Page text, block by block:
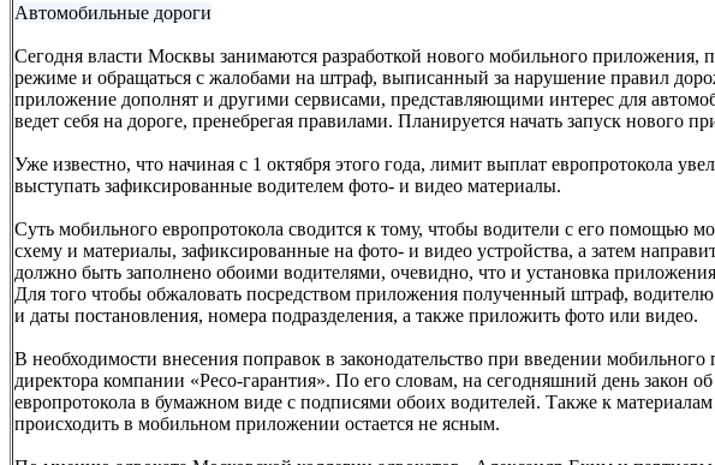
Автомобильные дороги
Сегодня власти Москвы занимаются разработкой нового мобильного
режиме и обращаться с жалобами на штраф, выписанный за нарушение правил
приложение дополнят и другими сервисами, представляющими интерес для
ведет себя на дороге, пренебрегая правилами. Планируется начать запуск нового
Уже известно, что начиная с 1 октября этого года, лимит выплат европротокола
выступать зафиксированные водителем фото- и видео материалы.
Суть мобильного европротокола сводится к тому, чтобы водители с его помощью
схему и материалы, зафиксированные на фото- и видео устройства, а затем
должно быть заполнено обоими водителями, очевидно, что и установка
Для того чтобы обжаловать посредством приложения полученный штраф,
и даты постановления, номера подразделения, а также приложить фото или видео.
В необходимости внесения поправок в законодательство при введении
директора компании «Ресо-гарантия». По его словам, на сегодняшний день
европротокола в бумажном виде с подписями обоих водителей. Также к материалам
происходить в мобильном приложении остается не ясным.